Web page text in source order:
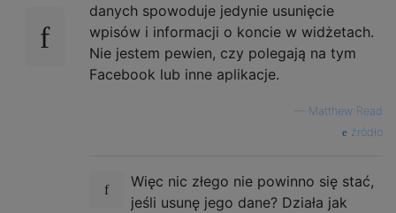
danych spowoduje jedynie usunięcie
wpisów i informacji o koncie w widżetach.
Nie jestem pewien, czy polegają na tym
Facebook lub inne aplikacje.
Matthew Read
źródło
Więc nic złego nie powinno się stać,
jeśli usunę jego dane? Działa jak